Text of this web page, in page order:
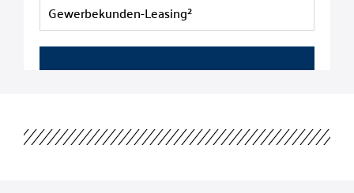
Gewerbekunden-Leasing²